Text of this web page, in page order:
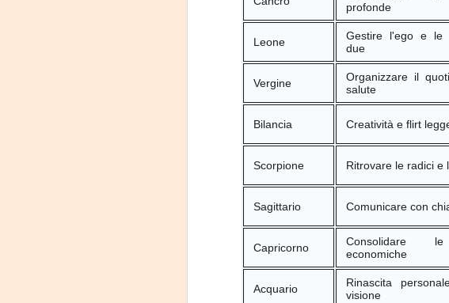
profonde
Leone
Gestire l'ego e le
due
Vergine
Organizzare il
salute
Bilancia Creatività e flirt
Scorpione Ritrovare le radici e
Sagittario Comunicare con
Capricorno
Consolidare
economiche
Acquario
Rinascita
visione
JUN
12
Game of the
-Konami
PHD Ivan Paduano
11
Game of the
(ハリー・ポ
ン)
-Griptonite 2001